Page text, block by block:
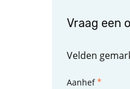
Vraag een
Velden
Aanhef